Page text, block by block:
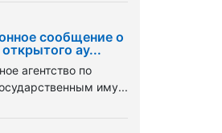
сообщение о
ау...
агентство по
иму...